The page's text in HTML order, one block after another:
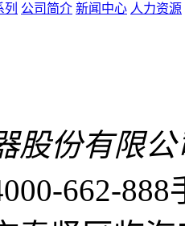
公司简介 新闻中心 人力资源
股份有限公
662-888